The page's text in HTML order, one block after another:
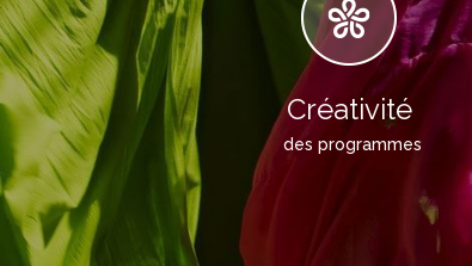
Créativité
des programmes